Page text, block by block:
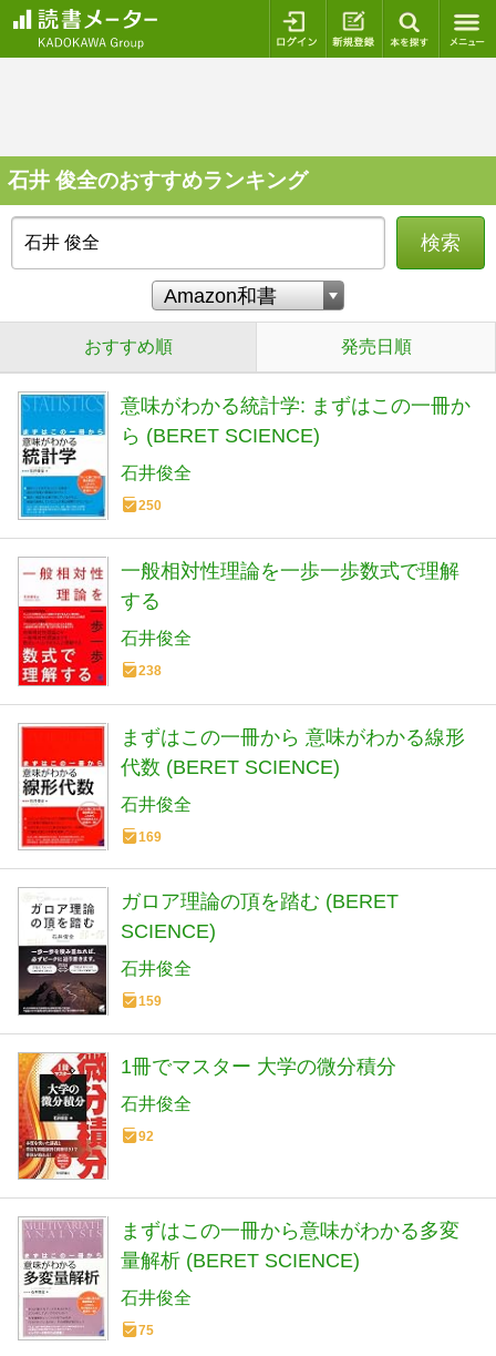
ログイン 新規登録
石井 俊全のおすすめランキング
検索
おすすめ順 発売日順
意味がわかる統計学: まずはこの一冊か
ら (BERET SCIENCE)
石井俊全
250
一般相対性理論を一歩一歩数式で理解
する
石井俊全
238
まずはこの一冊から 意味がわかる線形
代数 (BERET SCIENCE)
石井俊全
169
ガロア理論の頂を踏む (BERET
SCIENCE)
石井俊全
159
1冊でマスター 大学の微分積分
石井俊全
92
まずはこの一冊から意味がわかる多変
量解析 (BERET SCIENCE)
石井俊全
75